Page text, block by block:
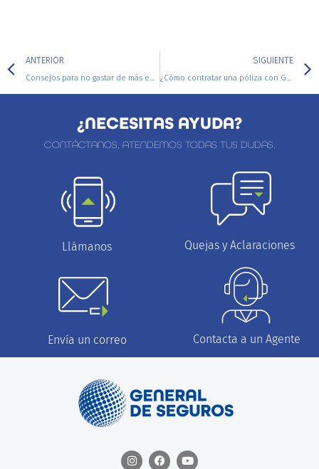
ANTERIOR
Consejos para no gastar de más en el regreso a clases
SIGUIENTE
¿Cómo contratar una póliza con General de Seguros y realizar el pago de póliza fácilmente?
¿NECESITAS AYUDA?
CONTÁCTANOS, ATENDEMOS TODAS TUS DUDAS.
Llámanos Quejas y Aclaraciones
Envía un correo Contacta a un Agente